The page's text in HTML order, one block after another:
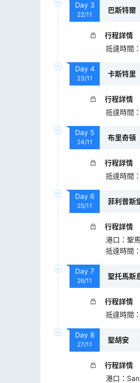
Day 3
22/11
巴斯特爾
行程詳情
抵達時間 ：
Day 4
23/11
卡斯特里
行程詳情
抵達時間 ：
Day 5
24/11
布里奇頓
行程詳情
抵達時間 ：
Day 6
25/11
菲利普斯
行程詳情
港口 ： 聖
抵達時間 ：
Day 7
26/11
聖托馬斯
行程詳情
抵達時間 ：
Day 8
27/11
聖胡安
行程詳情
港口 ：